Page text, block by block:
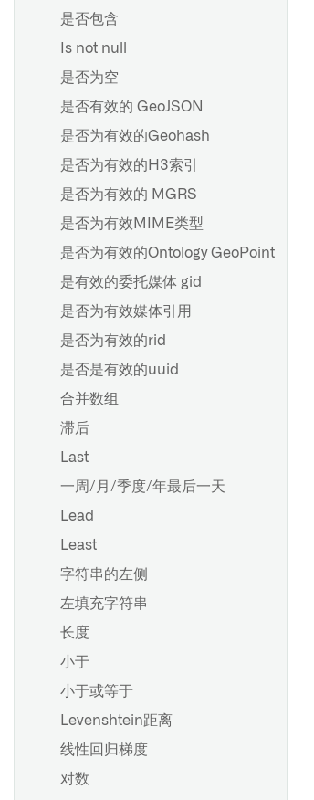
是否包含
Is not null
是否为空
是否有效的 GeoJSON
是否为有效的Geohash
是否为有效的H3索引
是否为有效的 MGRS
是否为有效MIME类型
是否为有效的Ontology GeoPoint
是有效的委托媒体 gid
是否为有效媒体引用
是否为有效的rid
是否是有效的uuid
合并数组
滞后
Last
一周/月/季度/年最后一天
Lead
Least
字符串的左侧
左填充字符串
长度
小于
小于或等于
Levenshtein距离
线性回归梯度
对数